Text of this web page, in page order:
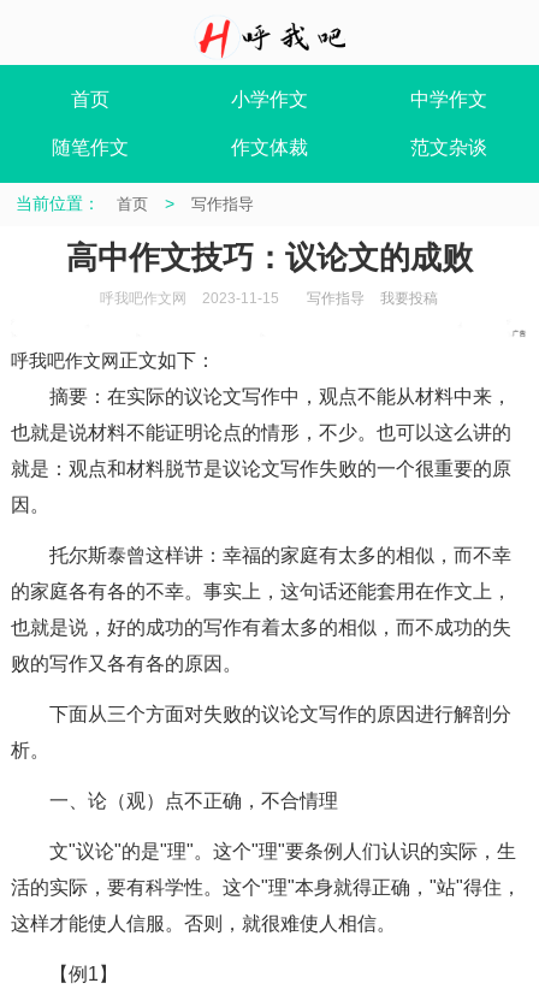
首页 小学作文 中学作文
随笔作文 作文体裁 范文杂谈
当前位置： 首页 > 写作指导
高中作文技巧：议论文的成败
呼我吧作文网 2023-11-15 写作指导 我要投稿
呼我吧作文网正文如下：
摘要：在实际的议论文写作中，观点不能从材料中来，
也就是说材料不能证明论点的情形，不少。也可以这么讲的
就是：观点和材料脱节是议论文写作失败的一个很重要的原
因。
托尔斯泰曾这样讲：幸福的家庭有太多的相似，而不幸
的家庭各有各的不幸。事实上，这句话还能套用在作文上，
也就是说，好的成功的写作有着太多的相似，而不成功的失
败的写作又各有各的原因。
下面从三个方面对失败的议论文写作的原因进行解剖分
析。
一、论（观）点不正确，不合情理
文"议论"的是"理"。这个"理"要条例人们认识的实际，生
活的实际，要有科学性。这个"理"本身就得正确，"站"得住，
这样才能使人信服。否则，就很难使人相信。
【例1】